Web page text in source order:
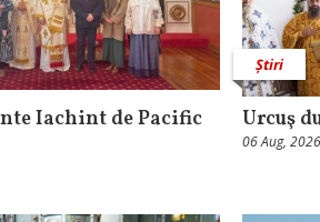
Iachint de Pacific
Știri
Urcuş
06 Aug, 2026